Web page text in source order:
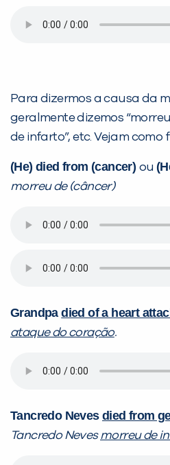
Para dizermos a causa da
geralmente dizemos
de infarto”, etc. Vejam como
(He) died from (cancer) ou
morreu de (câncer)
Grandpadied of a heart
ataque do coração.
Tancredo Neves died from
Tancredo Nevesmorreu de